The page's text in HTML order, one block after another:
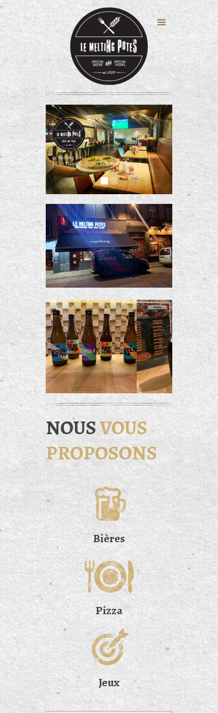
LeMeltingPotes
BièresPizzaFlêchettesBaby-foot
NOUSVOUS
PROPOSONS
Bières
Pizza
Jeux